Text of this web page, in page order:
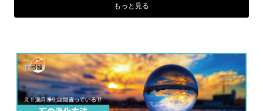
もっと見る